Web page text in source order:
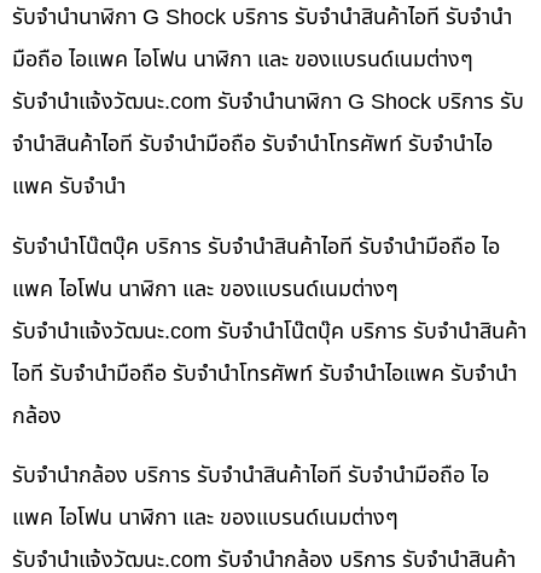
รับจำนำนาฬิกา G Shock บริการ รับจำนำสินค้าไอที รับจำนำ
มือถือ ไอแพค ไอโฟน นาฬิกา และ ของแบรนด์เนมต่างๆ
รับจํานําแจ้งวัฒนะ.com รับจำนำนาฬิกา G Shock บริการ รับ
จำนำสินค้าไอที รับจำนำมือถือ รับจำนำโทรศัพท์ รับจำนำไอ
แพค รับจำนำ
รับจำนำโน๊ตบุ๊ค บริการ รับจำนำสินค้าไอที รับจำนำมือถือ ไอ
แพค ไอโฟน นาฬิกา และ ของแบรนด์เนมต่างๆ
รับจํานําแจ้งวัฒนะ.com รับจำนำโน๊ตบุ๊ค บริการ รับจำนำสินค้า
ไอที รับจำนำมือถือ รับจำนำโทรศัพท์ รับจำนำไอแพค รับจำนำ
กล้อง
รับจำนำกล้อง บริการ รับจำนำสินค้าไอที รับจำนำมือถือ ไอ
แพค ไอโฟน นาฬิกา และ ของแบรนด์เนมต่างๆ
รับจํานําแจ้งวัฒนะ.com รับจำนำกล้อง บริการ รับจำนำสินค้า